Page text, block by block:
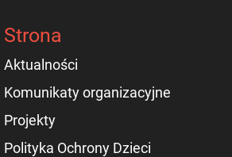
Strona
Aktualności
Komunikaty organizacyjne
Projekty
Polityka Ochrony Dzieci